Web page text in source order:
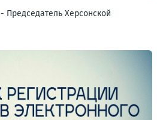
- Председатель Херсонской